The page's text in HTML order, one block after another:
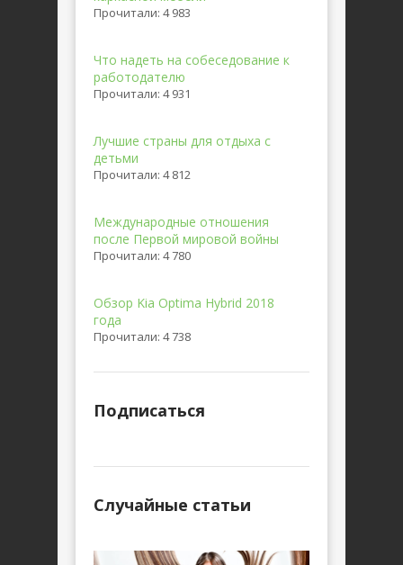
Прочитали: 4 983
Что надеть на собеседование к
работодателю
Прочитали: 4 931
Лучшие страны для отдыха с
детьми
Прочитали: 4 812
Международные отношения
после Первой мировой войны
Прочитали: 4 780
Обзор Kia Optima Hybrid 2018
года
Прочитали: 4 738
Подписаться
Случайные статьи